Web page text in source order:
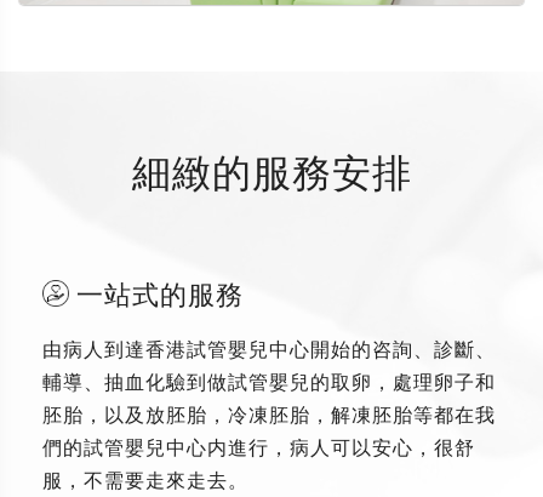
細緻的服務安排
一站式的服務
由病人到達香港試管嬰兒中心開始的咨詢、診斷、
輔導、抽血化驗到做試管嬰兒的取卵，處理卵子和
胚胎，以及放胚胎，冷凍胚胎，解凍胚胎等都在我
們的試管嬰兒中心内進行，病人可以安心，很舒
服，不需要走來走去。